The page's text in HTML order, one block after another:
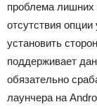
проблема лишних
отсутствия
установить
поддерживает
обязательно
лаунчера на